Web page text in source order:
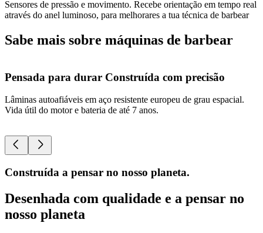
Sensores de pressão e movimento. Recebe orientação em tempo real
através do anel luminoso, para melhorares a tua técnica de barbear
Sabe mais sobre máquinas de barbear
Pensada para durar Construída com precisão
Lâminas autoafiáveis em aço resistente europeu de grau espacial.
Vida útil do motor e bateria de até 7 anos.
Construída a pensar no nosso planeta.
Desenhada com qualidade e a pensar no
nosso planeta